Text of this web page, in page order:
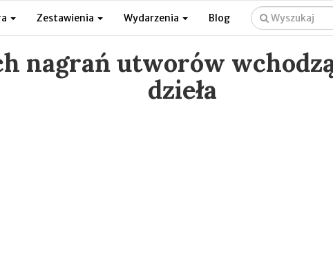
Zestawienia Wydarzenia Blog
nagrań utworów
dzieła